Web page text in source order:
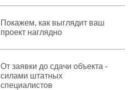
Покажем, как выглядит ваш
проект наглядно
От заявки до сдачи объекта -
силами штатных
специалистов